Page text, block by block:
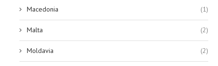
Macedonia (1)
Malta (2)
Moldavia (2)